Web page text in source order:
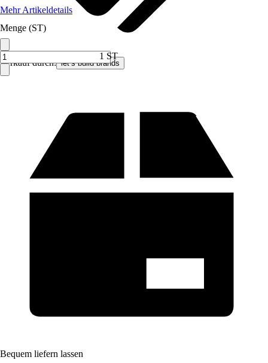
Verkauf durch: let’s build brands
Mehr Artikeldetails
Menge (ST)
1 ST
Bequem liefern lassen